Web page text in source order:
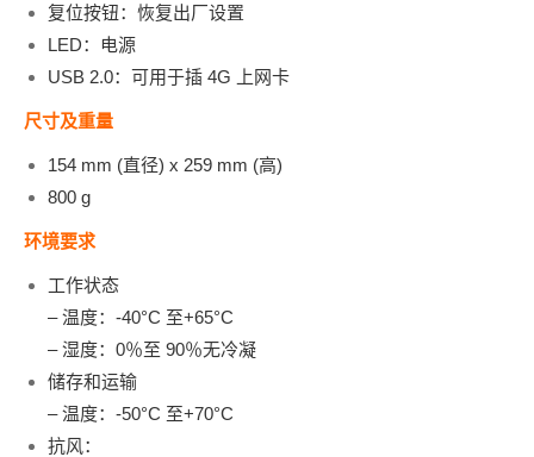
复位按钮：恢复出厂设置
LED：电源
USB 2.0：可用于插 4G 上网卡
尺寸及重量
154 mm (直径) x 259 mm (高)
800 g
环境要求
工作状态
– 温度：-40°C 至+65°C
– 湿度：0％至 90％无冷凝
储存和运输
– 温度：-50°C 至+70°C
抗风：